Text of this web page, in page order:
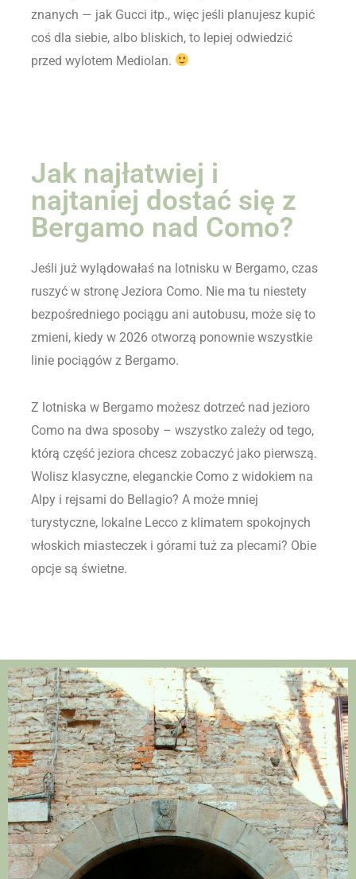
znanych — jak Gucci itp., więc jeśli planujesz kupić
coś dla siebie, albo bliskich, to lepiej odwiedzić
przed wylotem Mediolan.
Jak najłatwiej i
najtaniej dostać się z
Bergamo nad Como?
Jeśli już wylądowałaś na lotnisku w Bergamo, czas
ruszyć w stronę Jeziora Como. Nie ma tu niestety
bezpośredniego pociągu ani autobusu, może się to
zmieni, kiedy w 2026 otworzą ponownie wszystkie
linie pociągów z Bergamo.
Z lotniska w Bergamo możesz dotrzeć nad jezioro
Como na dwa sposoby – wszystko zależy od tego,
którą część jeziora chcesz zobaczyć jako pierwszą.
Wolisz klasyczne, eleganckie Como z widokiem na
Alpy i rejsami do Bellagio? A może mniej
turystyczne, lokalne Lecco z klimatem spokojnych
włoskich miasteczek i górami tuż za plecami? Obie
opcje są świetne.